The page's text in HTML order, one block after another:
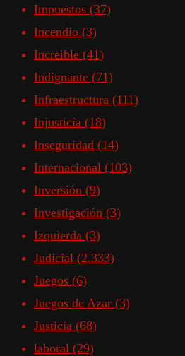
Impuestos (37)
Incendio (3)
Increible (41)
Indignante (71)
Infraestructura (111)
Injusticia (18)
Inseguridad (14)
Internacional (103)
Inversión (9)
Investigación (3)
Izquierda (3)
Judicial (2.333)
Juegos (6)
Juegos de Azar (3)
Justicia (68)
laboral (29)